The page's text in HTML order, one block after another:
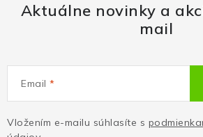
Aktuálne novinky a
mail
Email
Vložením e-mailu súhlasíte s